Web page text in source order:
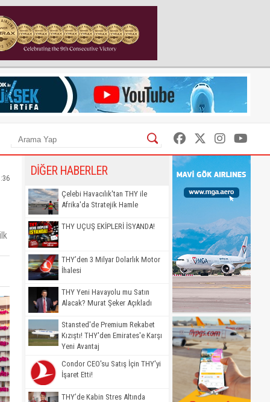
DİĞER HABERLER
Çelebi Havacılık'tan THY ile
Afrika'da Stratejik Hamle
THY UÇUŞ EKİPLERİ İSYANDA!
THY’den 3 Milyar Dolarlık Motor
İhalesi
THY Yeni Havayolu mu Satın
Alacak? Murat Şeker Açıkladı
Stansted'de Premium Rekabet
Kızıştı! THY'den Emirates'e Karşı
Yeni Avantaj
Condor CEO'su Satış İçin THY'yi
İşaret Etti!
THY’de Kabin Stres Altında